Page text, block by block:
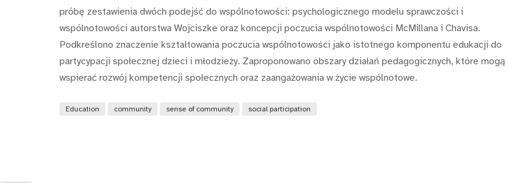
próbę zestawienia dwóch podejść do wspólnotowości: psychologicznego modelu sprawczości i
wspólnotowości autorstwa Wojciszke oraz koncepcji poczucia wspólnotowości McMillana i Chavisa.
Podkreślono znaczenie kształtowania poczucia wspólnotowości jako istotnego komponentu edukacji do
partycypacji społecznej dzieci i młodzieży. Zaproponowano obszary działań pedagogicznych, które mogą
wspierać rozwój kompetencji społecznych oraz zaangażowania w życie wspólnotowe.
Education community sense of community social participation